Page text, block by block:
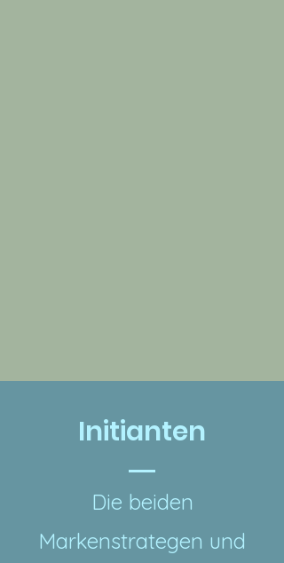
Initianten
Die beiden
Markenstrategen und